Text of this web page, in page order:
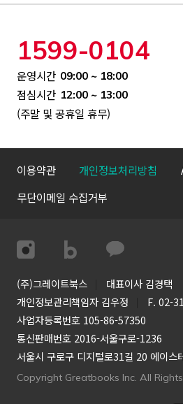
1599-0104
운영시간 09:00 ~ 18:00
점심시간 12:00 ~ 13:00
(주말 및 공휴일 휴무)
이용약관 개인정보처리방침
무단이메일 수집거부
(주)그레이트북스
대표이사 김경택
개인정보관리책임자 김우정
F. 02-
사업자등록번호 105-86-57350
통신판매번호 2016-서울구로-1236
서울시 구로구 디지털로31길 20 에이스
Copyright Greatbooks Inc. All